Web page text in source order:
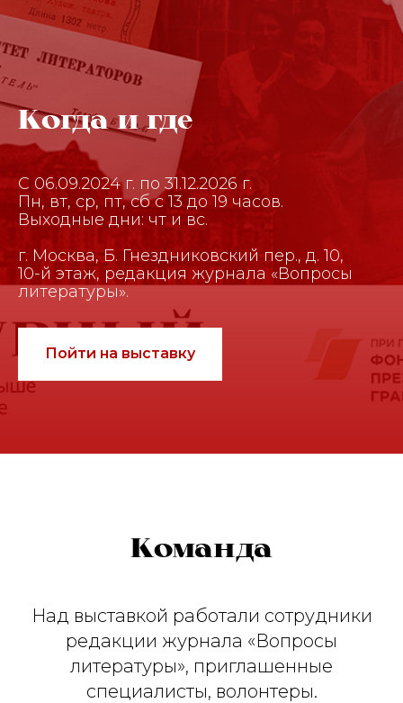
Когда и где
С 06.09.2024 г. по 31.12.2026 г.
Пн, вт, ср, пт, сб с 13 до 19 часов.
Выходные дни: чт и вс.
г. Москва, Б. Гнездниковский пер., д. 10,
10-й этаж, редакция журнала «Вопросы
литературы».
Пойти на выставку
Команда
Над выставкой работали сотрудники
редакции журнала «Вопросы
литературы», приглашенные
специалисты, волонтеры.